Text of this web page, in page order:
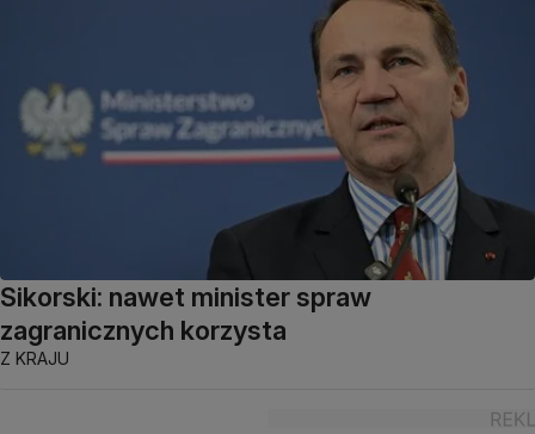
Sikorski: nawet minister spraw
zagranicznych korzysta
Z KRAJU